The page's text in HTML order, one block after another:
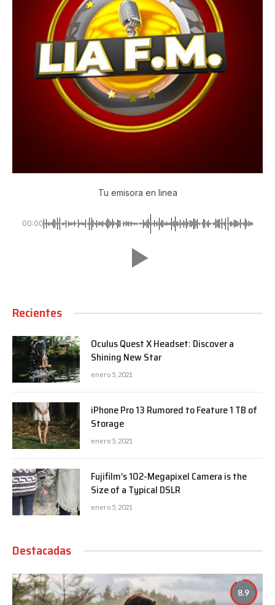
Tu emisora en linea
00:00
Recientes
Oculus Quest X Headset: Discover a
Shining New Star
enero 5, 2021
iPhone Pro 13 Rumored to Feature 1 TB of
Storage
enero 5, 2021
Fujifilm’s 102-Megapixel Camera is the
Size of a Typical DSLR
enero 5, 2021
Destacadas
8.9